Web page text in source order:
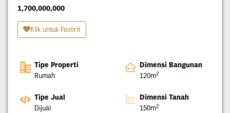
1,700,000,000
Klik untuk Favorit
Tipe Properti
Rumah
Dimensi Bangunan
120m2
Tipe Jual
Dijual
Dimensi Tanah
150m2